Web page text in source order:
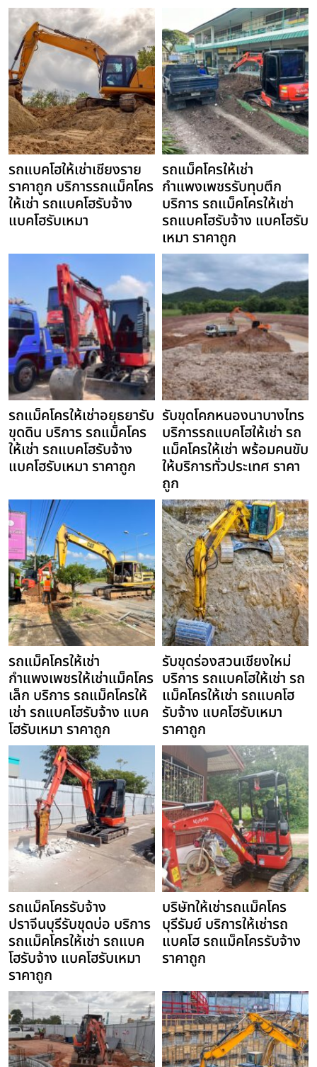
รถแบคโฮให้เช่าเชียงราย
ราคาถูก บริการรถแม็คโคร
ให้เช่า รถแบคโฮรับจ้าง
แบคโฮรับเหมา
รถแม็คโครให้เช่า
กำแพงเพชรรับทุบตึก
บริการ รถแม็คโครให้เช่า
รถแบคโฮรับจ้าง แบคโฮรับ
เหมา ราคาถูก
รถแม็คโครให้เช่าอยุธยารับ
ขุดดิน บริการ รถแม็คโคร
ให้เช่า รถแบคโฮรับจ้าง
แบคโฮรับเหมา ราคาถูก
รับขุดโคกหนองนาบางไทร
บริการรถแบคโฮให้เช่า รถ
แม็คโครให้เช่า พร้อมคนขับ
ให้บริการทั่วประเทศ ราคา
ถูก
รถแม็คโครให้เช่า
กำแพงเพชรให้เช่าแม็คโคร
เล็ก บริการ รถแม็คโครให้
เช่า รถแบคโฮรับจ้าง แบค
โฮรับเหมา ราคาถูก
รับขุดร่องสวนเชียงใหม่
บริการ รถแบคโฮให้เช่า รถ
แม็คโครให้เช่า รถแบคโฮ
รับจ้าง แบคโฮรับเหมา
ราคาถูก
รถแม็คโครรับจ้าง
ปราจีนบุรีรับขุดบ่อ บริการ
รถแม็คโครให้เช่า รถแบค
โฮรับจ้าง แบคโฮรับเหมา
ราคาถูก
บริษัทให้เช่ารถแม็คโคร
บุรีรัมย์ บริการให้เช่ารถ
แบคโฮ รถแม็คโครรับจ้าง
ราคาถูก